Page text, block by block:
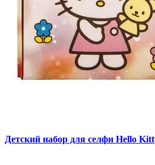
Детский набор для селфи Hello